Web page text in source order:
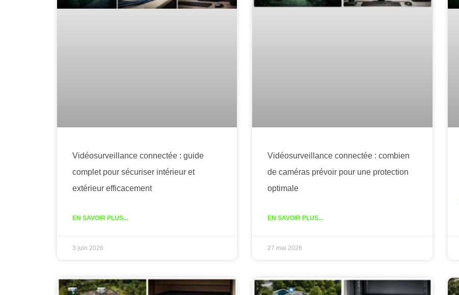
Vidéosurveillance connectée : guide
complet pour sécuriser intérieur et
extérieur efficacement
EN SAVOIR PLUS...
3 juin 2026
Vidéosurveillance connectée : combien
de caméras prévoir pour une protection
optimale
EN SAVOIR PLUS...
27 mai 2026